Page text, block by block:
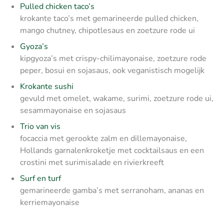
Pulled chicken taco’s
krokante taco’s met gemarineerde pulled chicken,
mango chutney, chipotlesaus en zoetzure rode ui
Gyoza’s
kipgyoza’s met crispy-chilimayonaise, zoetzure rode
peper, bosui en sojasaus, ook veganistisch mogelijk
Krokante sushi
gevuld met omelet, wakame, surimi, zoetzure rode ui,
sesammayonaise en sojasaus
Trio van vis
focaccia met gerookte zalm en dillemayonaise,
Hollands garnalenkroketje met cocktailsaus en een
crostini met surimisalade en rivierkreeft
Surf en turf
gemarineerde gamba’s met serranoham, ananas en
kerriemayonaise